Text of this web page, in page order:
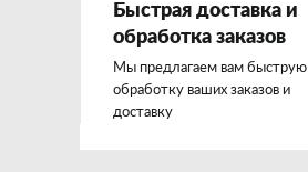
Быстрая доставка и
обработка заказов
Мы предлагаем вам быструю
обработку ваших заказов и
доставку